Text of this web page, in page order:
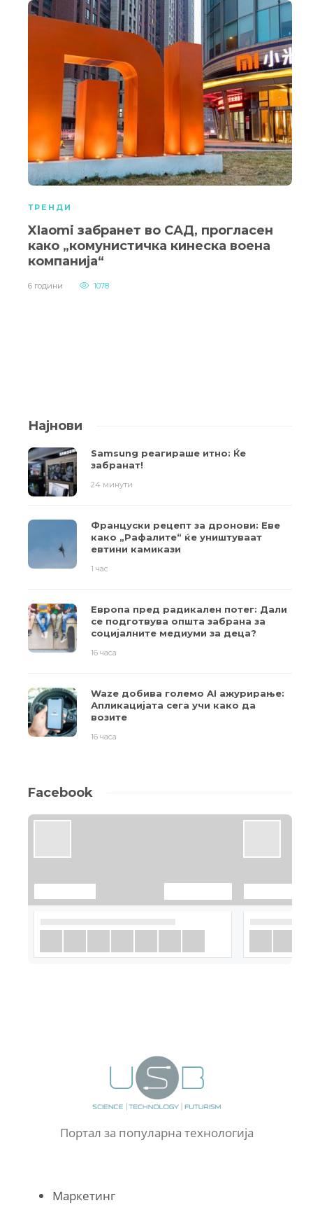
ТРЕНДИ
XIaomi забранет во САД, прогласен
како „комунистичка кинеска воена
компанија“
6 години 1078
Најнови
Samsung реагираше итно: Ќе
забранат!
24 минути
Француски рецепт за дронови: Еве
како „Рафалите“ ќе уништуваат
евтини камикази
1 час
Европа пред радикален потег: Дали
се подготвува општа забрана за
социјалните медиуми за деца?
16 часа
Waze добива големо AI ажурирање:
Апликацијата сега учи како да
возите
16 часа
Facebook
Портал за популарна технологија
Маркетинг